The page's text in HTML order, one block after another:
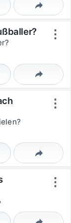
Teilen
⋮
Teilen
⋮
Teilen
⋮